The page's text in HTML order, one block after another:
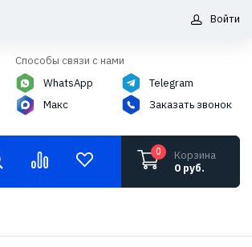
Войти
Способы связи с нами
WhatsApp
Макс
Telegram
Заказать звонок
0
Корзина
0 руб.